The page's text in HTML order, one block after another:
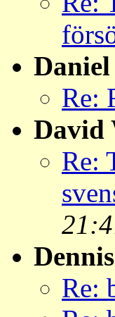
Daniel
Re:
David
Re:
Re: